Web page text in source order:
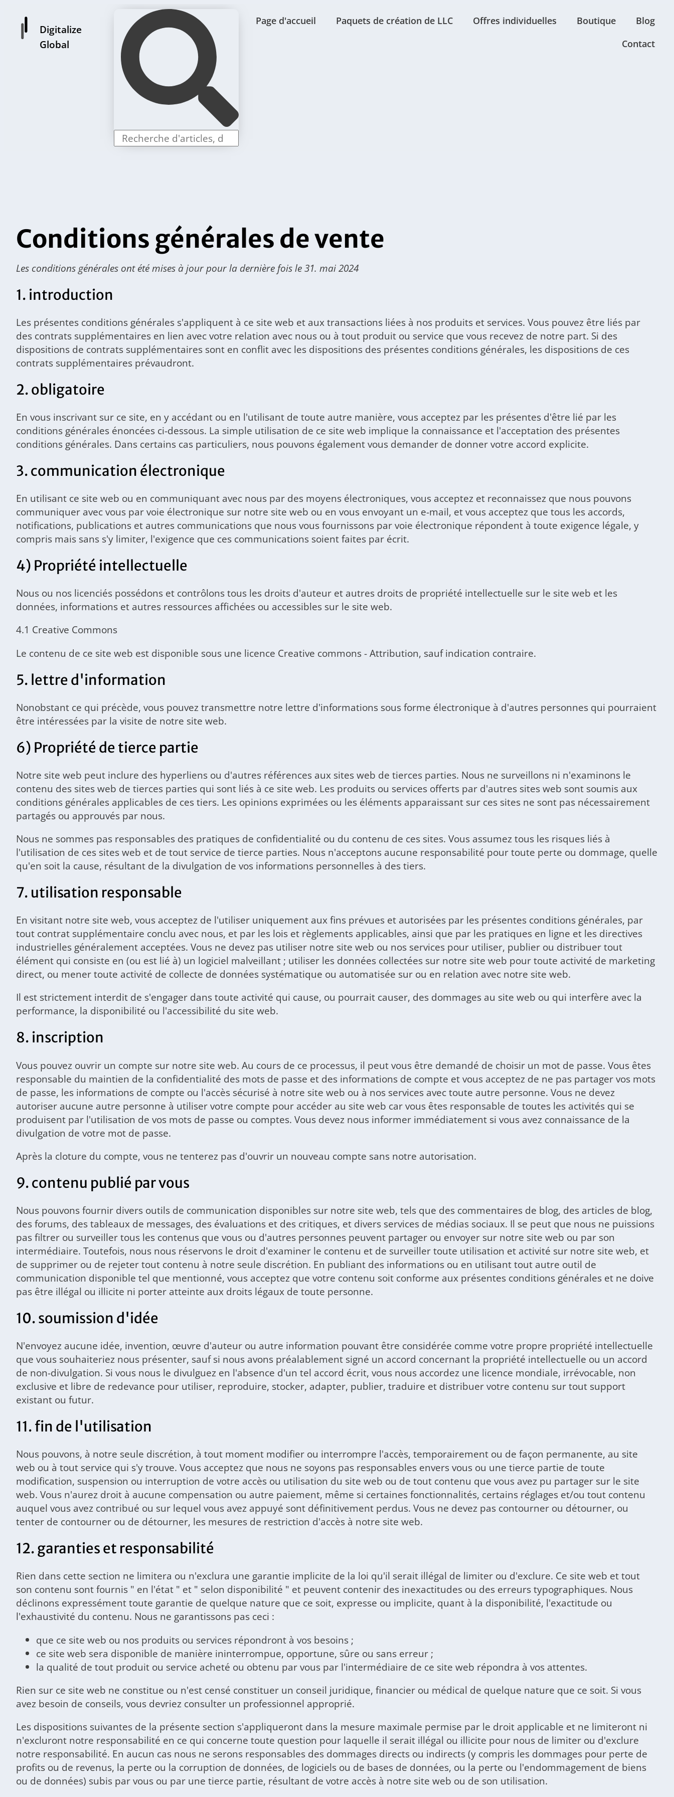
Digitalize
Global
Page d'accueil Paquets de création de LLC Offres individuelles Boutique
Blog
Contact
Conditions générales de vente
Les conditions générales ont été mises à jour pour la dernière fois le 31. mai 2024
1. introduction
Les présentes conditions générales s'appliquent à ce site web et aux transactions liées à nos produits et services. Vous pouvez être liés par
des contrats supplémentaires en lien avec votre relation avec nous ou à tout produit ou service que vous recevez de notre part. Si des
dispositions de contrats supplémentaires sont en conflit avec les dispositions des présentes conditions générales, les dispositions de ces
contrats supplémentaires prévaudront.
2. obligatoire
En vous inscrivant sur ce site, en y accédant ou en l'utilisant de toute autre manière, vous acceptez par les présentes d'être lié par les
conditions générales énoncées ci-dessous. La simple utilisation de ce site web implique la connaissance et l'acceptation des présentes
conditions générales. Dans certains cas particuliers, nous pouvons également vous demander de donner votre accord explicite.
3. communication électronique
En utilisant ce site web ou en communiquant avec nous par des moyens électroniques, vous acceptez et reconnaissez que nous pouvons
communiquer avec vous par voie électronique sur notre site web ou en vous envoyant un e-mail, et vous acceptez que tous les accords,
notifications, publications et autres communications que nous vous fournissons par voie électronique répondent à toute exigence légale, y
compris mais sans s'y limiter, l'exigence que ces communications soient faites par écrit.
4) Propriété intellectuelle
Nous ou nos licenciés possédons et contrôlons tous les droits d'auteur et autres droits de propriété intellectuelle sur le site web et les
données, informations et autres ressources affichées ou accessibles sur le site web.
4.1 Creative Commons
Le contenu de ce site web est disponible sous une licence Creative commons - Attribution, sauf indication contraire.
5. lettre d'information
Nonobstant ce qui précède, vous pouvez transmettre notre lettre d'informations sous forme électronique à d'autres personnes qui pourraient
être intéressées par la visite de notre site web.
6) Propriété de tierce partie
Notre site web peut inclure des hyperliens ou d'autres références aux sites web de tierces parties. Nous ne surveillons ni n'examinons le
contenu des sites web de tierces parties qui sont liés à ce site web. Les produits ou services offerts par d'autres sites web sont soumis aux
conditions générales applicables de ces tiers. Les opinions exprimées ou les éléments apparaissant sur ces sites ne sont pas nécessairement
partagés ou approuvés par nous.
Nous ne sommes pas responsables des pratiques de confidentialité ou du contenu de ces sites. Vous assumez tous les risques liés à
l'utilisation de ces sites web et de tout service de tierce parties. Nous n'acceptons aucune responsabilité pour toute perte ou dommage, quelle
qu'en soit la cause, résultant de la divulgation de vos informations personnelles à des tiers.
7. utilisation responsable
En visitant notre site web, vous acceptez de l'utiliser uniquement aux fins prévues et autorisées par les présentes conditions générales, par
tout contrat supplémentaire conclu avec nous, et par les lois et règlements applicables, ainsi que par les pratiques en ligne et les directives
industrielles généralement acceptées. Vous ne devez pas utiliser notre site web ou nos services pour utiliser, publier ou distribuer tout
élément qui consiste en (ou est lié à) un logiciel malveillant ; utiliser les données collectées sur notre site web pour toute activité de marketing
direct, ou mener toute activité de collecte de données systématique ou automatisée sur ou en relation avec notre site web.
Il est strictement interdit de s'engager dans toute activité qui cause, ou pourrait causer, des dommages au site web ou qui interfère avec la
performance, la disponibilité ou l'accessibilité du site web.
8. inscription
Vous pouvez ouvrir un compte sur notre site web. Au cours de ce processus, il peut vous être demandé de choisir un mot de passe. Vous êtes
responsable du maintien de la confidentialité des mots de passe et des informations de compte et vous acceptez de ne pas partager vos mots
de passe, les informations de compte ou l'accès sécurisé à notre site web ou à nos services avec toute autre personne. Vous ne devez
autoriser aucune autre personne à utiliser votre compte pour accéder au site web car vous êtes responsable de toutes les activités qui se
produisent par l'utilisation de vos mots de passe ou comptes. Vous devez nous informer immédiatement si vous avez connaissance de la
divulgation de votre mot de passe.
Après la cloture du compte, vous ne tenterez pas d'ouvrir un nouveau compte sans notre autorisation.
9. contenu publié par vous
Nous pouvons fournir divers outils de communication disponibles sur notre site web, tels que des commentaires de blog, des articles de blog,
des forums, des tableaux de messages, des évaluations et des critiques, et divers services de médias sociaux. Il se peut que nous ne puissions
pas filtrer ou surveiller tous les contenus que vous ou d'autres personnes peuvent partager ou envoyer sur notre site web ou par son
intermédiaire. Toutefois, nous nous réservons le droit d'examiner le contenu et de surveiller toute utilisation et activité sur notre site web, et
de supprimer ou de rejeter tout contenu à notre seule discrétion. En publiant des informations ou en utilisant tout autre outil de
communication disponible tel que mentionné, vous acceptez que votre contenu soit conforme aux présentes conditions générales et ne doive
pas être illégal ou illicite ni porter atteinte aux droits légaux de toute personne.
10. soumission d'idée
N'envoyez aucune idée, invention, œuvre d'auteur ou autre information pouvant être considérée comme votre propre propriété intellectuelle
que vous souhaiteriez nous présenter, sauf si nous avons préalablement signé un accord concernant la propriété intellectuelle ou un accord
de non-divulgation. Si vous nous le divulguez en l'absence d'un tel accord écrit, vous nous accordez une licence mondiale, irrévocable, non
exclusive et libre de redevance pour utiliser, reproduire, stocker, adapter, publier, traduire et distribuer votre contenu sur tout support
existant ou futur.
11. fin de l'utilisation
Nous pouvons, à notre seule discrétion, à tout moment modifier ou interrompre l'accès, temporairement ou de façon permanente, au site
web ou à tout service qui s'y trouve. Vous acceptez que nous ne soyons pas responsables envers vous ou une tierce partie de toute
modification, suspension ou interruption de votre accès ou utilisation du site web ou de tout contenu que vous avez pu partager sur le site
web. Vous n'aurez droit à aucune compensation ou autre paiement, même si certaines fonctionnalités, certains réglages et/ou tout contenu
auquel vous avez contribué ou sur lequel vous avez appuyé sont définitivement perdus. Vous ne devez pas contourner ou détourner, ou
tenter de contourner ou de détourner, les mesures de restriction d'accès à notre site web.
12. garanties et responsabilité
Rien dans cette section ne limitera ou n'exclura une garantie implicite de la loi qu'il serait illégal de limiter ou d'exclure. Ce site web et tout
son contenu sont fournis " en l'état " et " selon disponibilité " et peuvent contenir des inexactitudes ou des erreurs typographiques. Nous
déclinons expressément toute garantie de quelque nature que ce soit, expresse ou implicite, quant à la disponibilité, l'exactitude ou
l'exhaustivité du contenu. Nous ne garantissons pas ceci :
que ce site web ou nos produits ou services répondront à vos besoins ;
ce site web sera disponible de manière ininterrompue, opportune, sûre ou sans erreur ;
la qualité de tout produit ou service acheté ou obtenu par vous par l'intermédiaire de ce site web répondra à vos attentes.
Rien sur ce site web ne constitue ou n'est censé constituer un conseil juridique, financier ou médical de quelque nature que ce soit. Si vous
avez besoin de conseils, vous devriez consulter un professionnel approprié.
Les dispositions suivantes de la présente section s'appliqueront dans la mesure maximale permise par le droit applicable et ne limiteront ni
n'excluront notre responsabilité en ce qui concerne toute question pour laquelle il serait illégal ou illicite pour nous de limiter ou d'exclure
notre responsabilité. En aucun cas nous ne serons responsables des dommages directs ou indirects (y compris les dommages pour perte de
profits ou de revenus, la perte ou la corruption de données, de logiciels ou de bases de données, ou la perte ou l'endommagement de biens
ou de données) subis par vous ou par une tierce partie, résultant de votre accès à notre site web ou de son utilisation.